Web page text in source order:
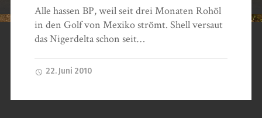
Alle hassen BP, weil seit drei Monaten Rohöl
in den Golf von Mexiko strömt. Shell versaut
das Nigerdelta schon seit…
22. Juni 2010